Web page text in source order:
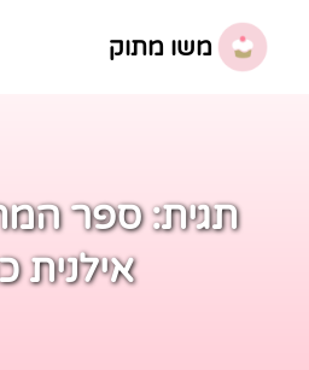
משו מתוק
תגית:ספר
אילנית